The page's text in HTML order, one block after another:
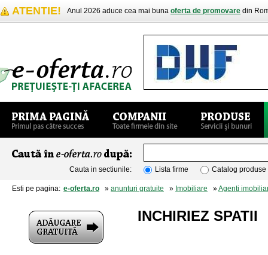
ATENTIE! Anul 2026 aduce cea mai buna oferta de promovare din
Cauta in sectiunile: Lista firme Catalog produse
Esti pe pagina: e-oferta.ro » anunturi gratuite » Imobiliare »Agenti
INCHIRIEZ SPATII